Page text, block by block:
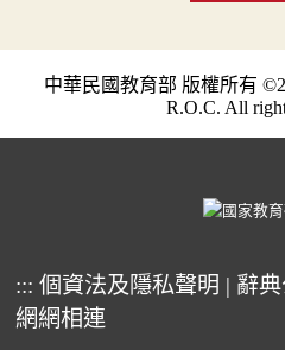
中華民國教育部 版權所有
R.O.C. All
::: 個資法及隱私聲明 | 辭
網網相連